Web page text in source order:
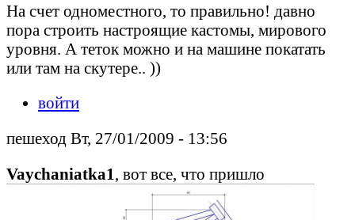
На счет одноместного, то правильно! давно
пора строить настроящие кастомы, мирового
уровня. А теток можно и на машине покатать
или там на скутере.. ))
войти
пешеход Вт, 27/01/2009 - 13:56
Vaychaniatka1, вот все, что пришло